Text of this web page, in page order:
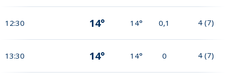
12:30 14° 14° 0,1 4 (7)
13:30 14° 14° 0 4 (7)